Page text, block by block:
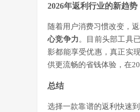
2026年返利行业的新趋势
随着用户消费习惯改变，
心竞争力。目前头部工具
影都能享受优惠，真正实
供更流畅的省钱体验，在
总结
选择一款靠谱的返利快速